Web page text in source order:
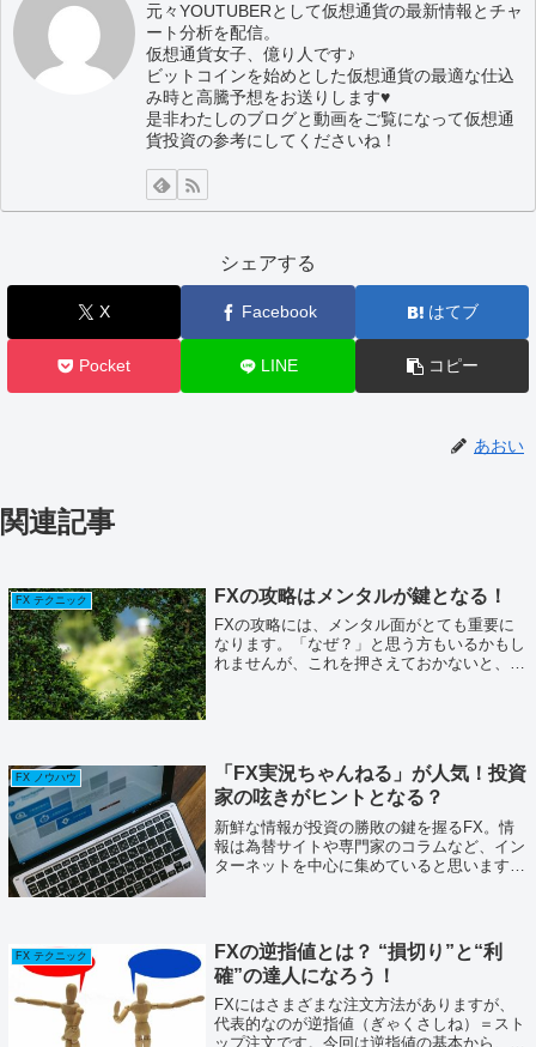
元々YOUTUBERとして仮想通貨の最新情報とチャ
ート分析を配信。
仮想通貨女子、億り人です♪
ビットコインを始めとした仮想通貨の最適な仕込
み時と高騰予想をお送りします♥
是非わたしのブログと動画をご覧になって仮想通
貨投資の参考にしてくださいね！
シェアする
X Facebook はてブ
Pocket LINE コピー
あおい
関連記事
FX テクニック FXの攻略はメンタルが鍵となる！
FXの攻略には、メンタル面がとても重要に
なります。「なぜ？」と思う方もいるかもし
れませんが、これを押さえておかないと、い
FX ノウハウ
「FX実況ちゃんねる」が人気！投資
家の呟きがヒントとなる？
新鮮な情報が投資の勝敗の鍵を握るFX。情
報は為替サイトや専門家のコラムなど、イン
ターネットを中心に集めていると思います。
か...
FX テクニック
FXの逆指値とは？ “損切り”と“利
確”の達人になろう！
FXにはさまざまな注文方法がありますが、
代表的なのが逆指値（ぎゃくさしね）＝スト
ップ注文です。今回は逆指値の基本から、注